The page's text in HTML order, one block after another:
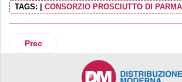
TAGS: | CONSORZIO PROSCIUTTO DI PARMA
Articolo precedente: Cameo con Sos
Prec